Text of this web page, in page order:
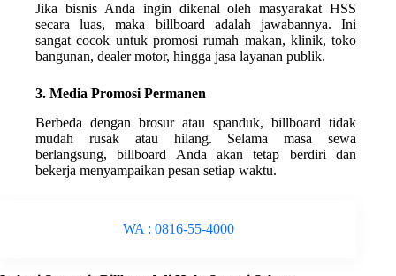
Jika bisnis Anda ingin dikenal oleh masyarakat HSS
secara luas, maka billboard adalah jawabannya. Ini
sangat cocok untuk promosi rumah makan, klinik, toko
bangunan, dealer motor, hingga jasa layanan publik.
3. Media Promosi Permanen
Berbeda dengan brosur atau spanduk, billboard tidak
mudah rusak atau hilang. Selama masa sewa
berlangsung, billboard Anda akan tetap berdiri dan
bekerja menyampaikan pesan setiap waktu.
WA : 0816-55-4000